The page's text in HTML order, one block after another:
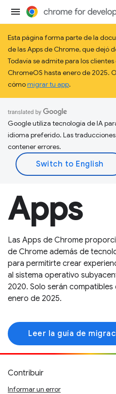
Esta página forma parte de la
de las Apps de Chrome, que dejó
Todavía se admite para los
ChromeOS hasta enero de 2025.
cómomigrar tu app.
Google utiliza tecnología de IA
idioma preferido. Las
contener errores.
Apps
Las Apps de Chrome
de Chrome además de
para permitirte crear
al sistema operativo
2020. Solo serán
enero de 2025.
Leer la guía de
Contribuir
Informar un error